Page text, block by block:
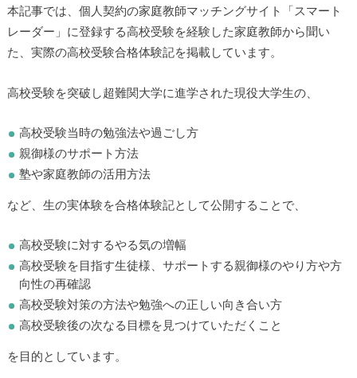
本記事では、個人契約の家庭教師マッチングサイト「スマート
レーダー」に登録する高校受験を経験した家庭教師から聞い
た、実際の高校受験合格体験記を掲載しています。
高校受験を突破し超難関大学に進学された現役大学生の、
高校受験当時の勉強法や過ごし方
親御様のサポート方法
塾や家庭教師の活用方法
など、生の実体験を合格体験記として公開することで、
高校受験に対するやる気の増幅
高校受験を目指す生徒様、サポートする親御様のやり方や方
向性の再確認
高校受験対策の方法や勉強への正しい向き合い方
高校受験後の次なる目標を見つけていただくこと
を目的としています。